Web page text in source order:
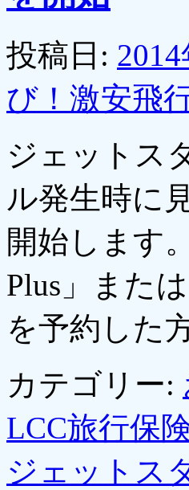
投稿日:
び！激安飛
ジェットス
ル発生時に
開始します
Plus」また
を予約した
カテゴリー:
LCC旅行保
ジェットス